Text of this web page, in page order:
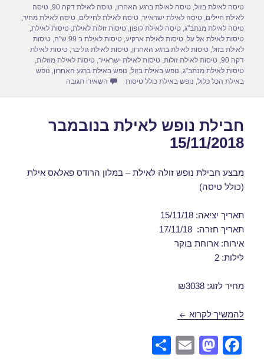
o
k
nטיסה לאילת בזול ,טיסה לאילת ברגע האחרון ,טיסה לאילת דקה 90 ,טיסה
לאילת חיילים ,טיסה לאילת ישראייר ,טיסה לאילת לחיילים ,טיסה לאילת מחיר
טיסה לאילת מנתב"ג ,טיסה לאילת קופון ,טיסות זולות לאילת ,טיסות לאילת
טיסות לאילת אל על ,טיסות לאילת ארקיע ,טיסות לאילת ב 99 ש"ח ,טיסות
לאילת בזול ,טיסות לאילת ברגע האחרון ,טיסות לאילת גוליבר ,טיסות לאילת
דקה 90
,טיסות לאילת זולות ,טיסות לאילת ישראייר ,טיסות לאילת מוזלות
טיסות לאילת מנתב"ג נופש באילת בזול נופש באילת ברגע האחרון נופש
באילת הכל כלול נופש באילת כולל טיסות השאירו תגובה
חבילת נופש לאילת בנובמבר
15/11/2018
מבצע חבילת נופש זולה לאילת – במלון הרודס פאלאס אילת
(כולל טיסה)
תאריך יציאה: 15/11/18
תאריך חזרה: 17/11/18
אירוח: ארוחת בוקר
לילות: 2
מחיר לזוג: ₪3038
להמשיך לקרוא חבילת נופש לאילת בנובמבר 15/11/2018
F
M
E